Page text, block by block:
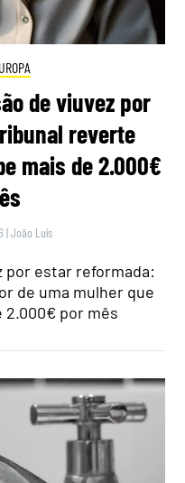
de viuvez por
reverte
mais de 2.000€
|João Luís
por estar reformada:
de uma mulher que
2.000€ por mês